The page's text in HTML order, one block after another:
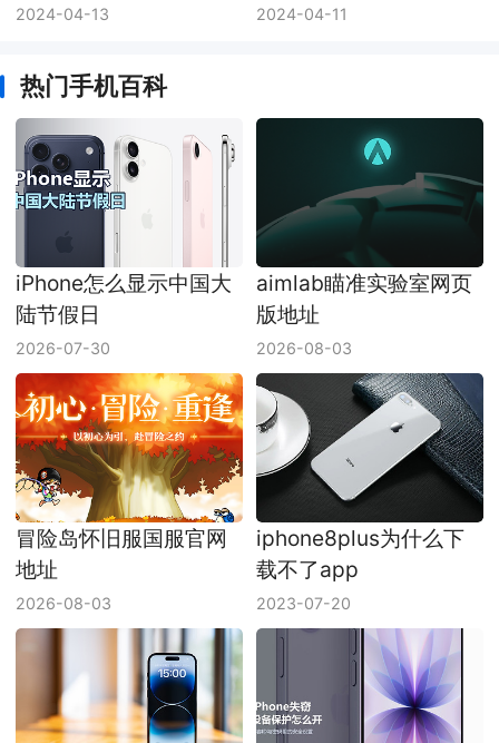
2024-04-13 2024-04-11
热门手机百科
iPhone怎么显示中国大
陆节假日
2026-07-30
aimlab瞄准实验室网页
版地址
2026-08-03
冒险岛怀旧服国服官网
地址
2026-08-03
iphone8plus为什么下
载不了app
2023-07-20